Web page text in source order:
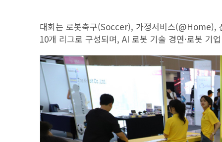
대회는 로봇축구(Soccer), 가정서비스
10개 리그로 구성되며, AI 로봇 기술 경연·로봇 기